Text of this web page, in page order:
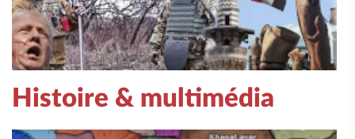
Histoire & multimédia